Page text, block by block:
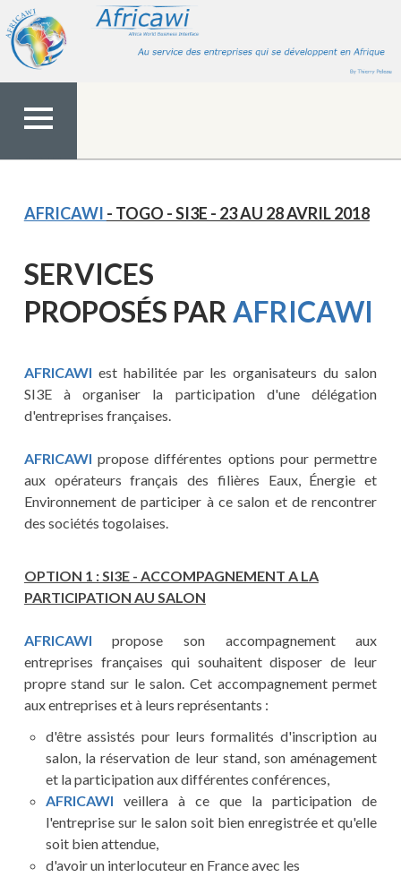
contenu
MENU
AFRICAWI - TOGO - SI3E - 23 AU 28 AVRIL 2018
SERVICES
PROPOSÉS PARAFRICAWI
AFRICAWI est habilitée par les organisateurs du salon
SI3E à organiser la participation d'une délégation
d'entreprises françaises.
AFRICAWIpropose différentes options pour permettre
aux opérateurs français des filières Eaux, Énergie et
Environnement de participer à ce salon et de rencontrer
des sociétés togolaises.
OPTION 1 : SI3E - ACCOMPAGNEMENT A LA
PARTICIPATION AU SALON
AFRICAWIpropose son accompagnement aux
entreprises françaises qui souhaitent disposer de leur
propre stand sur le salon. Cet accompagnement permet
aux entreprises et à leurs représentants :
d'être assistés pour leurs formalités d'inscription au
salon, la réservation de leur stand, son aménagement
et la participation aux différentes conférences,
AFRICAWI veillera à ce que la participation de
l'entreprise sur le salon soit bien enregistrée et qu'elle
soit bien attendue,
d'avoir un interlocuteur en France avec les